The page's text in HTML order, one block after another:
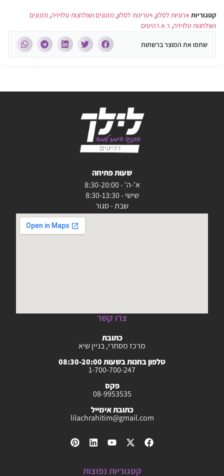
קטגוריות ארוניות לסלון, ויטרינות לסלון, מזנונים ושולחנות טלויזיה, מזנונים
ושולחנות טלויזיה, ר.א רהיטים
שתפו את המוצר ברשתות
שעות פתיחה
א'-ה' - 8:30-20:00
שישי - 8:30-13:30
שבת - סגור
צרו קשר
כתובת
מרכז מסחרי, בניין שיא
טלפון בחנות בשעות 08:30-20:00
1-700-700-247
פקס
08-9953535
כתובת אימייל
lilachrahitim@gmail.com
קטגוריות נפוצות